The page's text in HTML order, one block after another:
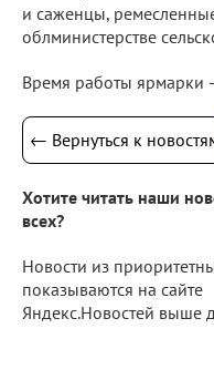
и саженцы,
облминистерстве
Время работы ярмарки
← Вернуться к
Хотите читать наши
всех?
Новости из
показываются на сайте
Яндекс.Новостей выше